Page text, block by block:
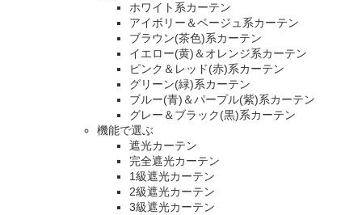
ホワイト系カーテン
アイボリー＆ベージュ系カーテン
ブラウン(茶色)系カーテン
イエロー(黄)＆オレンジ系カーテン
ピンク＆レッド(赤)系カーテン
グリーン(緑)系カーテン
ブルー(青)＆パープル(紫)系カーテン
グレー＆ブラック(黒)系カーテン
機能で選ぶ
遮光カーテン
完全遮光カーテン
1級遮光カーテン
2級遮光カーテン
3級遮光カーテン